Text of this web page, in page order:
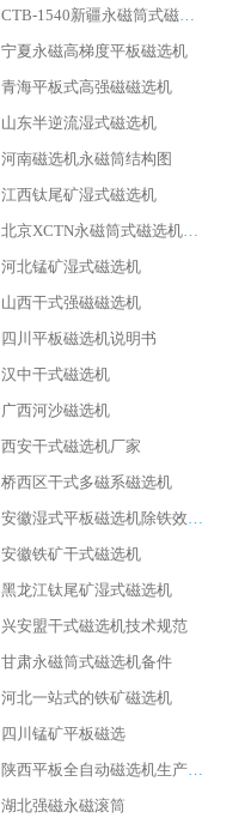
CTB-1540新疆永磁筒式磁选机
宁夏永磁高梯度平板磁选机
青海平板式高强磁磁选机
山东半逆流湿式磁选机
河南磁选机永磁筒结构图
江西钛尾矿湿式磁选机
北京XCTN永磁筒式磁选机磁块位置
河北锰矿湿式磁选机
山西干式强磁磁选机
四川平板磁选机说明书
汉中干式磁选机
广西河沙磁选机
西安干式磁选机厂家
桥西区干式多磁系磁选机
安徽湿式平板磁选机除铁效果怎么样
安徽铁矿干式磁选机
黑龙江钛尾矿湿式磁选机
兴安盟干式磁选机技术规范
甘肃永磁筒式磁选机备件
河北一站式的铁矿磁选机
四川锰矿平板磁选
陕西平板全自动磁选机生产厂家
湖北强磁永磁滚筒